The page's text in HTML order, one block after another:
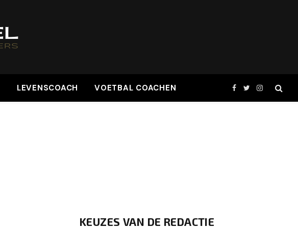
LEVENSCOACH VOETBAL COACHEN Facebook
TwitterInstagram
KEUZES VAN DE REDACTIE